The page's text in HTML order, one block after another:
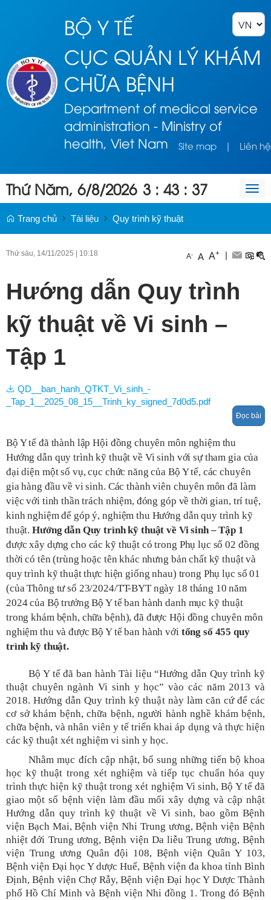
BỘ Y TẾ
CỤC QUẢN LÝ KHÁM
CHỮA BỆNH
Department of medical service
administration - Ministry of
health, Viet Nam
Site map | Liên hệ
Thứ Năm, 6/8/2026 3 : 43 : 37
Trang chủ Tài liệu Quy trình kỹ thuật
Thứ sáu, 14/11/2025 10:18 A- A A+ |
Hướng dẫn Quy trình
kỹ thuật về Vi sinh –
Tập 1
QD__ban_hanh_QTKT_Vi_sinh_-
_Tap_1__2025_08_15__Trinh_ky_signed_7d0d5.pdf
Đọc bài
Bộ Y tế đã thành lập Hội đồng chuyên môn nghiệm thu
Hướng dẫn quy trình kỹ thuật về Vi sinh với sự tham gia của
đại diện một số vụ, cục chức năng của Bộ Y tế, các chuyên
gia hàng đầu về vi sinh. Các thành viên chuyên môn đã làm
việc với tinh thần trách nhiệm, đóng góp về thời gian, trí tuệ,
kinh nghiệm để góp ý, nghiệm thu Hướng dẫn quy trình kỹ
thuật.Hướng dẫn Quy trình kỹ thuật về Vi sinh – Tập 1
được xây dựng cho các kỹ thuật có trong Phụ lục số 02 đồng
thời có tên (trùng hoặc tên khác nhưng bản chất kỹ thuật và
quy trình kỹ thuật thực hiện giống nhau) trong Phụ lục số 01
(của Thông tư số 23/2024/TT-BYT ngày 18 tháng 10 năm
2024 của Bộ trưởng Bộ Y tế ban hành danh mục kỹ thuật
trong khám bệnh, chữa bệnh), đã được Hội đồng chuyên môn
nghiệm thu và được Bộ Y tế ban hànhvới tổng số 455 quy
trình kỹ thuật.
Bộ Y tế đã ban hành Tài liệu “Hướng dẫn Quy trình kỹ
thuật chuyên ngành Vi sinh y học” vào các năm 2013 và
2018. Hướng dẫn Quy trình kỹ thuật này làm căn cứ để các
cơ sở khám bệnh, chữa bệnh, người hành nghề khám bệnh,
chữa bệnh, và nhân viên y tế triển khai áp dụng và thực hiện
các kỹ thuật xét nghiệm vi sinh y học.
Nhằm mục đích cập nhật, bổ sung những tiến bộ khoa
học kỹ thuật trong xét nghiệm và tiếp tục chuẩn hóa quy
trình thực hiện kỹ thuật trong xét nghiệm Vi sinh, Bộ Y tế đã
giao một số bệnh viện làm đầu mối xây dựng và cập nhật
Hướng dẫn quy trình kỹ thuật về Vi sinh, bao gồm Bệnh
viện Bạch Mai, Bệnh viện Nhi Trung ương, Bệnh viện Bệnh
nhiệt đới Trung ương, Bệnh viện Da liễu Trung ương, Bệnh
viện Trung ương Quân đội 108, Bệnh viện Quân Y 103,
Bệnh viện Đại học Y dược Huế, Bệnh viện đa khoa tỉnh Bình
Định, Bệnh viện Chợ Rẫy, Bệnh viện Đại học Y Dược Thành
phố Hồ Chí Minh và Bệnh viện Nhi đồng 1. Trong đó Bệnh